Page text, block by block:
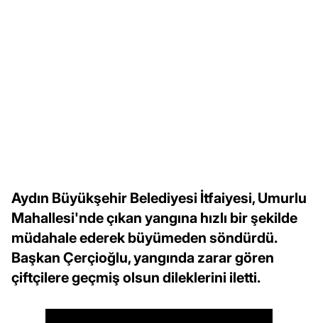
Aydın Büyükşehir Belediyesi İtfaiyesi, Umurlu
Mahallesi'nde çıkan yangına hızlı bir şekilde
müdahale ederek büyümeden söndürdü.
Başkan Çerçioğlu, yangında zarar gören
çiftçilere geçmiş olsun dileklerini iletti.